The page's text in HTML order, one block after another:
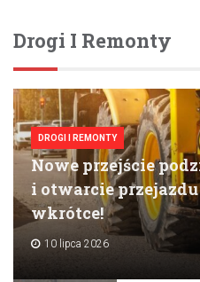
Drogi I Remonty
DROGI I REMONTY
Nowe przejście
i otwarcie
wkrótce!
10 lipca 2026